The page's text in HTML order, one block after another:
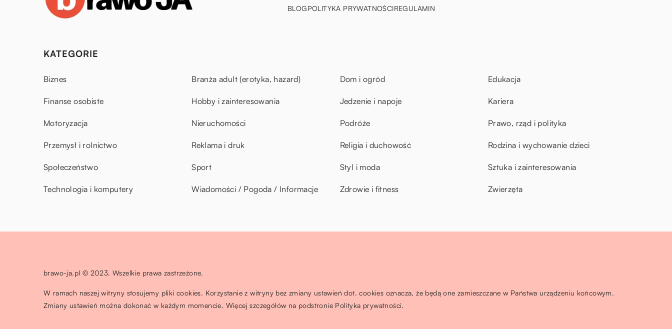
BLOGPOLITYKA PRYWATNOŚCIREGULAMIN
KATEGORIE
Biznes Branża adult (erotyka, hazard) Dom i ogród Edukacja
Finanse osobiste Hobby i zainteresowania Jedzenie i napoje Kariera
Motoryzacja Nieruchomości Podróże Prawo, rząd i polityka
Przemysł i rolnictwo Reklama i druk Religia i duchowość Rodzina i wychowanie dzieci
Społeczeństwo Sport Styl i moda Sztuka i zainteresowania
Technologia i komputery Wiadomości / Pogoda / Informacje Zdrowie i fitness Zwierzęta
brawo-ja.pl © 2023. Wszelkie prawa zastrzeżone.
W ramach naszej witryny stosujemy pliki cookies. Korzystanie z witryny bez zmiany ustawień dot. cookies oznacza, że będą one zamieszczane w Państwa urządzeniu końcowym.
Zmiany ustawień można dokonać w każdym momencie. Więcej szczegółów na podstronie Polityka prywatności.